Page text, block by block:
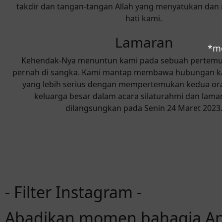
takdir dan tangan-tangan Allah yang menyatukan dan
hati kami.
Lamaran
Kehendak-Nya menuntun kami pada sebuah
pernah di sangka. Kami mantap membawa hubungan
yang lebih serius dengan mempertemukan kedua
keluarga besar dalam acara silaturahmi dan
dilangsungkan pada Senin 24 Maret 2023.
- Filter Instagram -